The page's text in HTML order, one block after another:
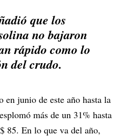
que los
no bajaron
rápido como lo
del crudo.
en junio de este año hasta la
más de un 31% hasta
85. En lo que va del año,